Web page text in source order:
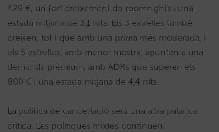
429 €, un fort creixement de roomnights i una
estada mitjana de 3,1 nits. Els 3 estrelles també
creixen, tot i que amb una prima més moderada, i
els 5 estrelles, amb menor mostra, apunten a una
demanda premium, amb ADRs que superen els
800 € i una estada mitjana de 4,4 nits.
La política de cancel·lació serà una altra palanca
crítica. Les polítiques mixtes continuen